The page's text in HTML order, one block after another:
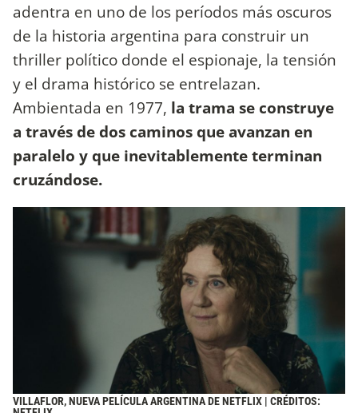
adentra en uno de los períodos más oscuros
de la historia argentina para construir un
thriller político donde el espionaje, la tensión
y el drama histórico se entrelazan.
Ambientada en 1977, la trama se construye
a través de dos caminos que avanzan en
paralelo y que inevitablemente terminan
cruzándose.
VILLAFLOR, NUEVA PELÍCULA ARGENTINA DE NETFLIX | CRÉDITOS: